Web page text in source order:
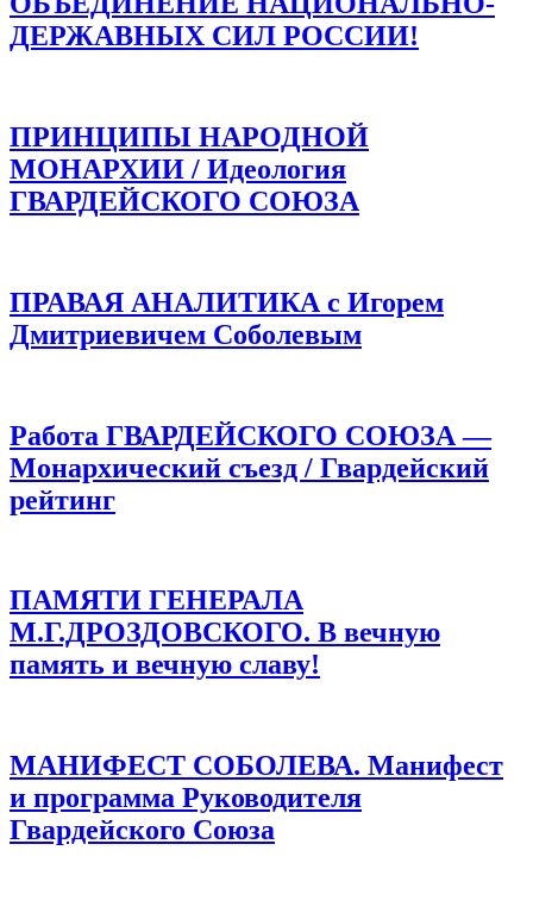
ДЕРЖАВНЫХ СИЛ РОССИИ!
ПРИНЦИПЫ НАРОДНОЙ
МОНАРХИИ / Идеология
ГВАРДЕЙСКОГО СОЮЗА
ПРАВАЯ АНАЛИТИКА с Игорем
Дмитриевичем Соболевым
Работа ГВАРДЕЙСКОГО СОЮЗА —
Монархический съезд / Гвардейский
рейтинг
ПАМЯТИ ГЕНЕРАЛА
М.Г.ДРОЗДОВСКОГО. В вечную
память и вечную славу!
МАНИФЕСТ СОБОЛЕВА. Манифест
и программа Руководителя
Гвардейского Союза